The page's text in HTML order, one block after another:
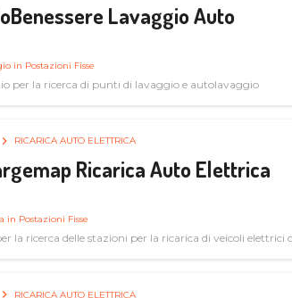
Lavaggio Auto
in Postazioni Fisse
per la ricerca di punti di lavaggio e autolavaggio
RICARICA AUTO ELETTRICA
Ricarica Auto Elettrica
in Postazioni Fisse
la ricerca delle stazioni per la ricarica di veicoli elettrici
RICARICA AUTO ELETTRICA